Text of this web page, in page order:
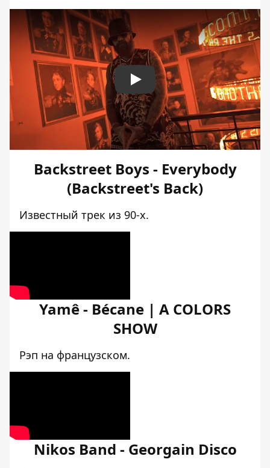
Play
Backstreet Boys - Everybody
(Backstreet's Back)
Известный трек из 90-х.
Yamê - Bécane | A COLORS
SHOW
Рэп на французском.
Nikos Band - Georgain Disco